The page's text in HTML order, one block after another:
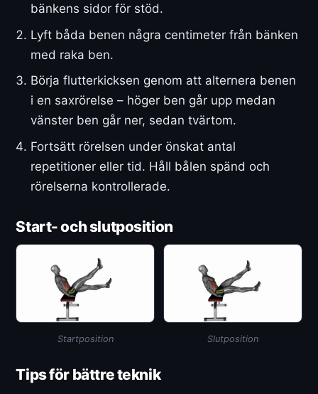
bänkens sidor för stöd.
Lyft båda benen några centimeter från bänken
med raka ben.
Börja flutterkicksen genom att alternera benen
i en saxrörelse – höger ben går upp medan
vänster ben går ner, sedan tvärtom.
Fortsätt rörelsen under önskat antal
repetitioner eller tid. Håll bålen spänd och
rörelserna kontrollerade.
Start- och slutposition
Startposition Slutposition
Tips för bättre teknik